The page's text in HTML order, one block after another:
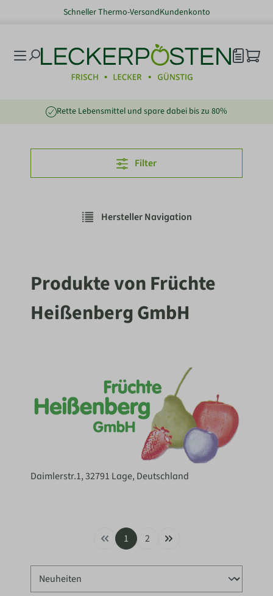
springenSchneller Thermo-VersandKundenkonto
Rette Lebensmittel und spare dabei bis zu 80%
Filter
Hersteller Navigation
Produkte von Früchte
Heißenberg GmbH
Daimlerstr.1, 32791 Lage, Deutschland
1 2